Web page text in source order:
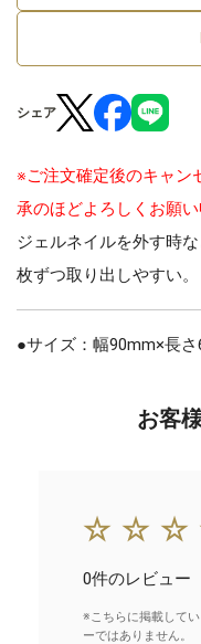
シェア
※ご注文確定後のキャン
承のほどよろしくお願い
ジェルネイルを外す時
枚ずつ取り出しやすい。
●サイズ：幅90mm×長
お客
0件のレビュー
※こちらに掲載して
ーではありません。